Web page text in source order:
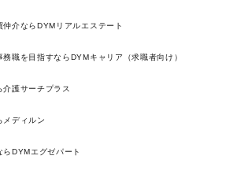
介ならDYMリアルエステート
職を目指すならDYMキャリア（求職者向け）
護サーチプラス
メディルン
DYMエグゼパート